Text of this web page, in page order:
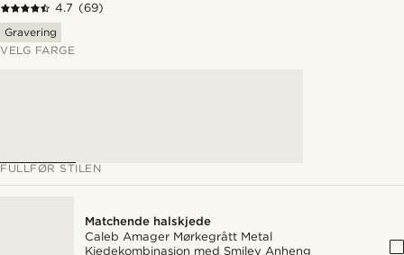
4.7 (69)
Gravering
VELG FARGE
FULLFØR STILEN
Matchende halskjede
Caleb Amager Mørkegrått Metal
Kjedekombinasjon med Smiley Anheng